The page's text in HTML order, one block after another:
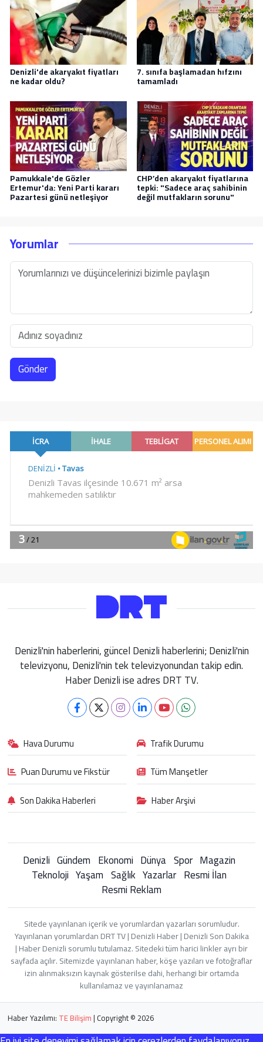
Denizli'de akaryakıt fiyatları
ne kadar oldu?
7. sınıfa başlamadan hıfzını
tamamladı
Pamukkale'de Gözler
Ertemur'da: Yeni Parti kararı
Pazartesi günü netleşiyor
CHP’den akaryakıt fiyatlarına
tepki: "Sadece araç sahibinin
değil mutfakların sorunu"
Yorumlar
Gönder
Denizli'nin haberlerini, güncel Denizli haberlerini; Denizli'nin
televizyonu, Denizli'nin tek televizyonundan takip edin.
Haber Denizli ise adres DRT TV.
Hava Durumu
Trafik Durumu
Puan Durumu ve Fikstür
Tüm Manşetler
Son Dakika Haberleri
Haber Arşivi
Denizli Gündem Ekonomi Dünya Spor Magazin
Teknoloji Yaşam Sağlık Yazarlar Resmi İlan
Resmi Reklam
Sitede yayınlanan içerik ve yorumlardan yazarları sorumludur.
Yayınlanan yorumlardan DRT TV | Denizli Haber | Denizli Son Dakika
| Haber Denizli sorumlu tutulamaz. Sitedeki tüm harici linkler ayrı bir
sayfada açılır. Sitemizde yayınlanan haber, köşe yazıları ve fotoğraflar
izin alınmaksızın kaynak gösterilse dahi, herhangi bir ortamda
kullanılamaz ve yayınlanamaz
Haber Yazılımı: TE Bilişim| Copyright © 2026